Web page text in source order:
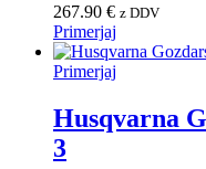
267.90 € z DDV
Primerjaj
Primerjaj
Husqvarna
3